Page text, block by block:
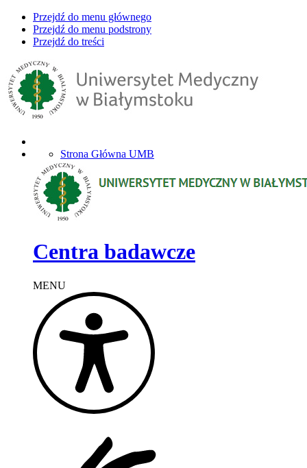
Przejdź do menu głównego
Przejdź do menu podstrony
Przejdź do treści
Strona Główna UMB
Centra badawcze
MENU